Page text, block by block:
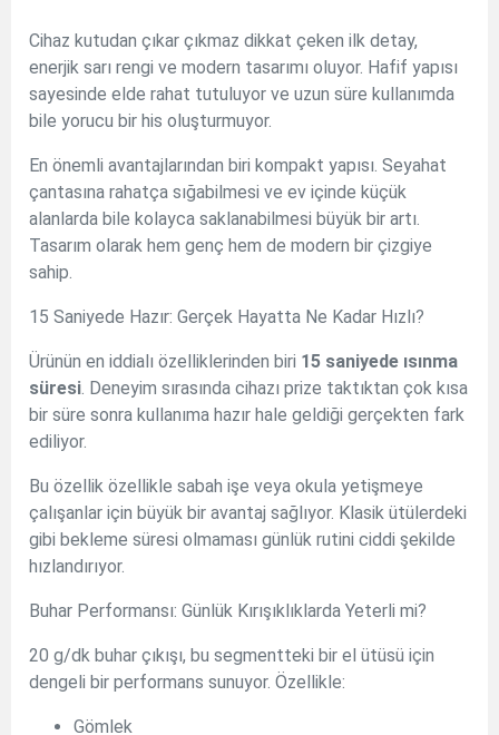
Cihaz kutudan çıkar çıkmaz dikkat çeken ilk detay,
enerjik sarı rengi ve modern tasarımı oluyor. Hafif yapısı
sayesinde elde rahat tutuluyor ve uzun süre kullanımda
bile yorucu bir his oluşturmuyor.
En önemli avantajlarından biri kompakt yapısı. Seyahat
çantasına rahatça sığabilmesi ve ev içinde küçük
alanlarda bile kolayca saklanabilmesi büyük bir artı.
Tasarım olarak hem genç hem de modern bir çizgiye
sahip.
15 Saniyede Hazır: Gerçek Hayatta Ne Kadar Hızlı?
Ürünün en iddialı özelliklerinden biri 15 saniyede ısınma
süresi. Deneyim sırasında cihazı prize taktıktan çok kısa
bir süre sonra kullanıma hazır hale geldiği gerçekten fark
ediliyor.
Bu özellik özellikle sabah işe veya okula yetişmeye
çalışanlar için büyük bir avantaj sağlıyor. Klasik ütülerdeki
gibi bekleme süresi olmaması günlük rutini ciddi şekilde
hızlandırıyor.
Buhar Performansı: Günlük Kırışıklıklarda Yeterli mi?
20 g/dk buhar çıkışı, bu segmentteki bir el ütüsü için
dengeli bir performans sunuyor. Özellikle:
Gömlek